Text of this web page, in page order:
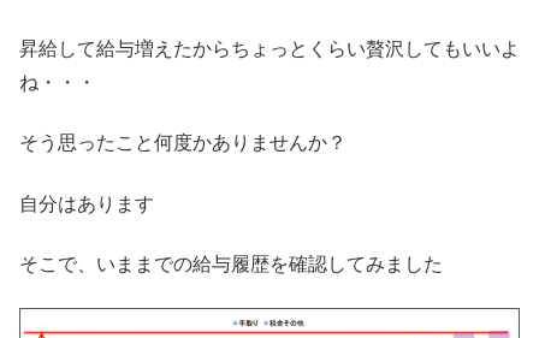
昇給して給与増えたからちょっとくらい贅沢してもいいよ
ね・・・
そう思ったこと何度かありませんか？
自分はあります
そこで、いままでの給与履歴を確認してみました